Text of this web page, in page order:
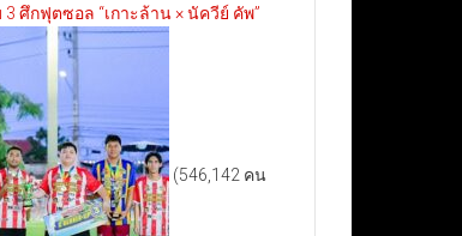
ศึกฟุตซอล “เกาะล้าน × นัควีย์ คัพ”
(546,142 คน